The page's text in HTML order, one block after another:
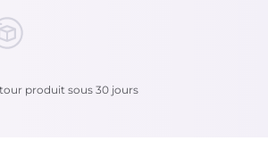
produit sous 30 jours